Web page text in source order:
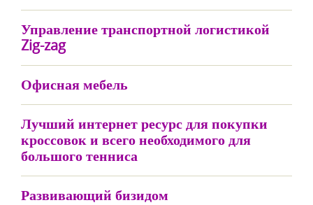
Управление транспортной логистикой
Zig-zag
Офисная мебель
Лучший интернет ресурс для покупки
кроссовок и всего необходимого для
большого тенниса
Развивающий бизидом